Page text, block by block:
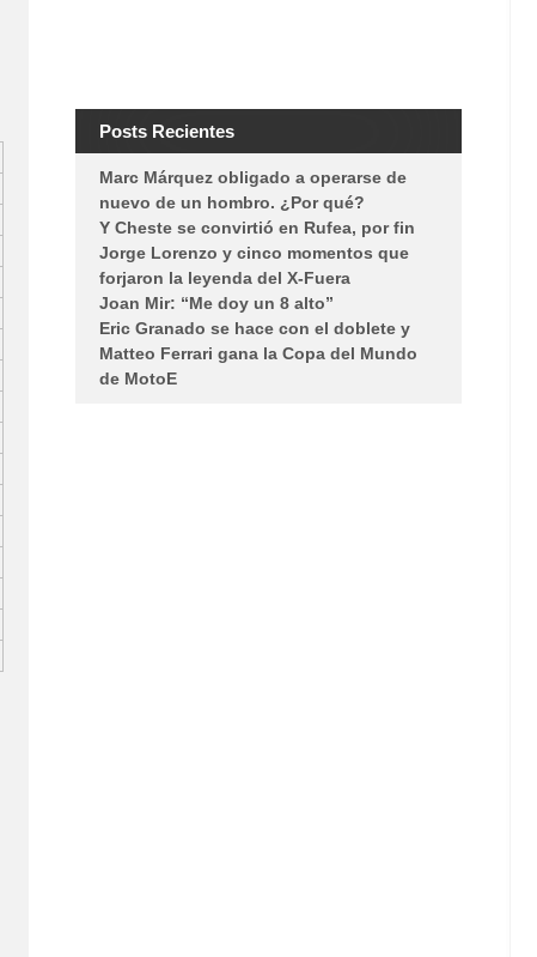
Posts Recientes
Marc Márquez obligado a operarse de
nuevo de un hombro. ¿Por qué?
Y Cheste se convirtió en Rufea, por fin
Jorge Lorenzo y cinco momentos que
forjaron la leyenda del X-Fuera
Joan Mir: “Me doy un 8 alto”
Eric Granado se hace con el doblete y
Matteo Ferrari gana la Copa del Mundo
de MotoE